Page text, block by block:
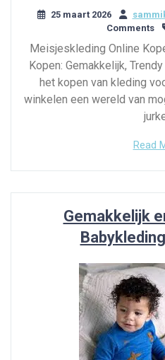
25 maart 2026
Comments
Meisjeskleding Online
Kopen: Gemakkelijk,
het kopen van kleding
winkelen een wereld van
Read
Gemakkelijk